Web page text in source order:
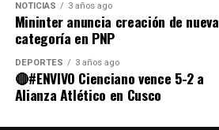
NOTICIAS 3 años ago
Mininter anuncia creación de nueva
categoría en PNP
DEPORTES 3 años ago
🔴#ENVIVO Cienciano vence 5-2 a
Alianza Atlético en Cusco